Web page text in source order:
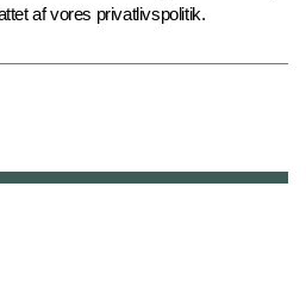
af vores privatlivspolitik.